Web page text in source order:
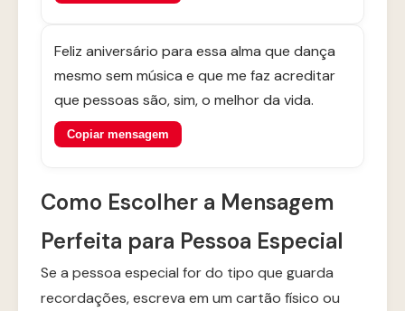
Feliz aniversário para essa alma que dança
mesmo sem música e que me faz acreditar
que pessoas são, sim, o melhor da vida.
Copiar mensagem
Como Escolher a Mensagem
Perfeita para Pessoa Especial
Se a pessoa especial for do tipo que guarda
recordações, escreva em um cartão físico ou